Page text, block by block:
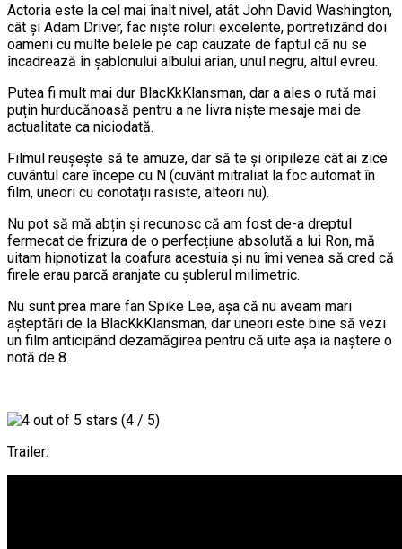
Actoria este la cel mai înalt nivel, atât John David Washington,
cât și Adam Driver, fac niște roluri excelente, portretizând doi
oameni cu multe belele pe cap cauzate de faptul că nu se
încadrează în șablonului albului arian, unul negru, altul evreu.
Putea fi mult mai dur BlacKkKlansman, dar a ales o rută mai
puțin hurducănoasă pentru a ne livra niște mesaje mai de
actualitate ca niciodată.
Filmul reușește să te amuze, dar să te și oripileze cât ai zice
cuvântul care începe cu N (cuvânt mitraliat la foc automat în
film, uneori cu conotații rasiste, alteori nu).
Nu pot să mă abțin și recunosc că am fost de-a dreptul
fermecat de frizura de o perfecțiune absolută a lui Ron, mă
uitam hipnotizat la coafura acestuia și nu îmi venea să cred că
firele erau parcă aranjate cu șublerul milimetric.
Nu sunt prea mare fan Spike Lee, așa că nu aveam mari
așteptări de la BlacKkKlansman, dar uneori este bine să vezi
un film anticipând dezamăgirea pentru că uite așa ia naștere o
notă de 8.
(4 / 5)
Trailer: